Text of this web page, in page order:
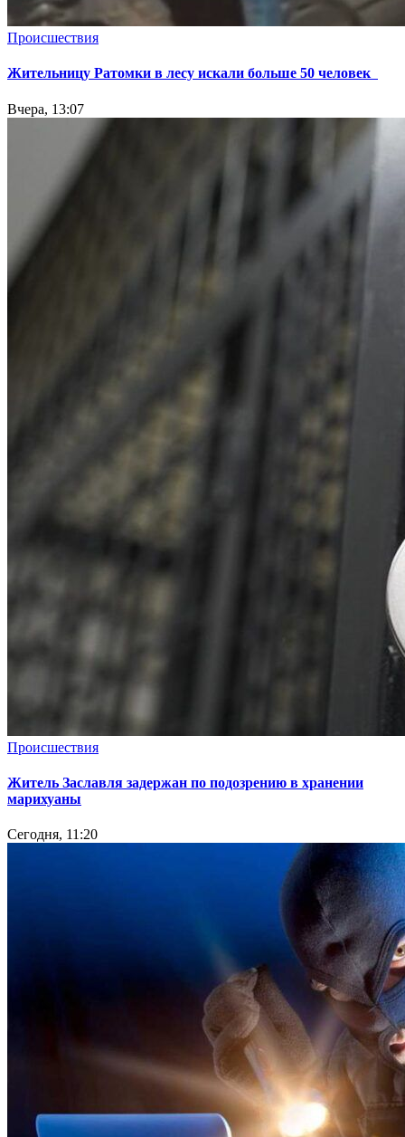
Происшествия
Жительницу Ратомки в лесу искали больше 50 человек
Вчера, 13:07
Происшествия
Житель Заславля задержан по подозрению в хранении
марихуаны
Сегодня, 11:20